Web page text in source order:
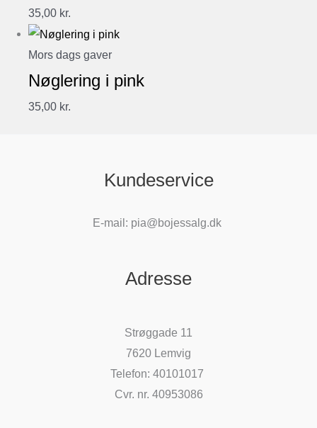
35,00 kr.
Mors dags gaver
Nøglering i pink
35,00 kr.
Kundeservice
E-mail: pia@bojessalg.dk
Adresse
Strøggade 11
7620 Lemvig
Telefon: 40101017
Cvr. nr. 40953086